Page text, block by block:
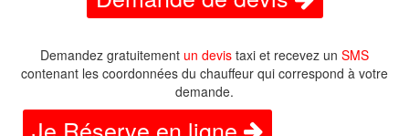
Demandez gratuitement un devis taxi et recevez un SMS
contenant les coordonnées du chauffeur qui correspond à votre
demande.
Je Réserve en ligne